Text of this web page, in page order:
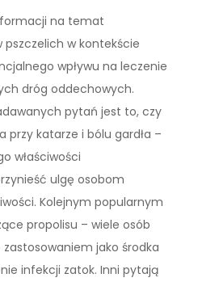
na temat
w kontekście
wpływu na leczenie
dróg oddechowych.
pytań jest to, czy
katarze i bólu gardła –
właściwości
ulgę osobom
Kolejnym popularnym
propolisu – wiele osób
jako środka
infekcji zatok. Inni pytają